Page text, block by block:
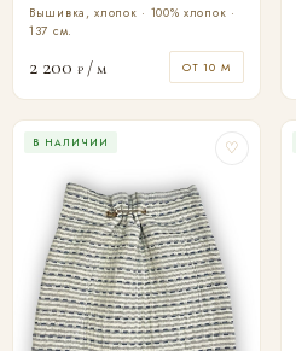
Вышивка, хлопок · 100% хлопок ·
137 см.
2 200 ₽ / м ОТ 10 М
В НАЛИЧИИ ♡